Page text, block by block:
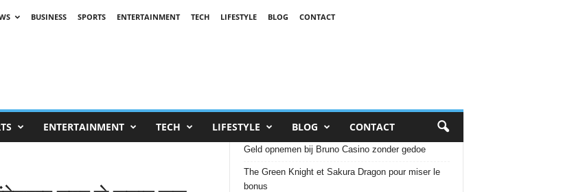
BUSINESS SPORTS ENTERTAINMENT TECH LIFESTYLE BLOG
CONTACT
ENTERTAINMENT TECH LIFESTYLE BLOG CONTACT
Geld opnemen bij Bruno Casino zonder gedoe
The Green Knight et Sakura Dragon pour miser le
bonus